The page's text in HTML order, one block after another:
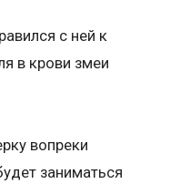
с ней к
в крови змеи
вопреки
заниматься